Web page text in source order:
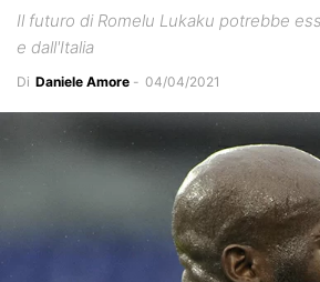
Il futuro di Romelu Lukaku potrebbe
e dall'Italia
Di Daniele Amore - 04/04/2021